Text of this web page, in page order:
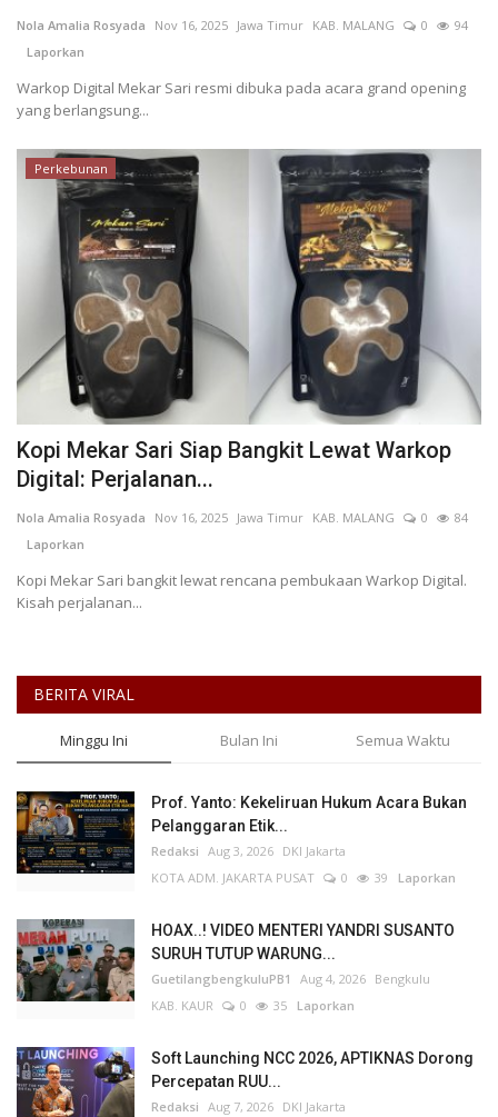
Kejahatan
Cybers Event
UMKM & Ekonomi Kreatif
Pekerja Migran Indonesia
Ekonomi
Pendidikan
Informasi Journalism
Olahraga
Kesehatan
Layanan Publik
Nola Amalia Rosyada Nov 16, 2025 Jawa Timur KAB. MALANG 0
94
Laporkan
Warkop Digital Mekar Sari resmi dibuka pada acara grand opening
yang berlangsung...
Perkebunan
Kopi Mekar Sari Siap Bangkit Lewat Warkop
Digital: Perjalanan...
Nola Amalia Rosyada Nov 16, 2025 Jawa Timur KAB. MALANG 0
84
Laporkan
Kopi Mekar Sari bangkit lewat rencana pembukaan Warkop Digital.
Kisah perjalanan...
BERITA VIRAL
Minggu Ini Bulan Ini Semua Waktu
Prof. Yanto: Kekeliruan Hukum Acara Bukan
Pelanggaran Etik...
Redaksi Aug 3, 2026 DKI Jakarta
KOTA ADM. JAKARTA PUSAT
0 39 Laporkan
HOAX..! VIDEO MENTERI YANDRI SUSANTO
SURUH TUTUP WARUNG...
GuetilangbengkuluPB1 Aug 4, 2026 Bengkulu
KAB. KAUR
0 35 Laporkan
Soft Launching NCC 2026, APTIKNAS Dorong
Percepatan RUU...
Redaksi Aug 7, 2026 DKI Jakarta